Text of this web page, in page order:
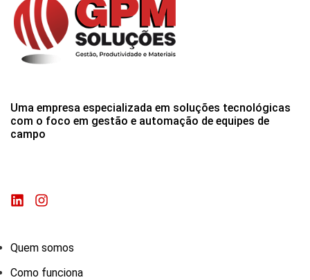
Uma empresa especializada em soluções tecnológicas
com o foco em gestão e automação de equipes de
campo
Quem somos
Como funciona